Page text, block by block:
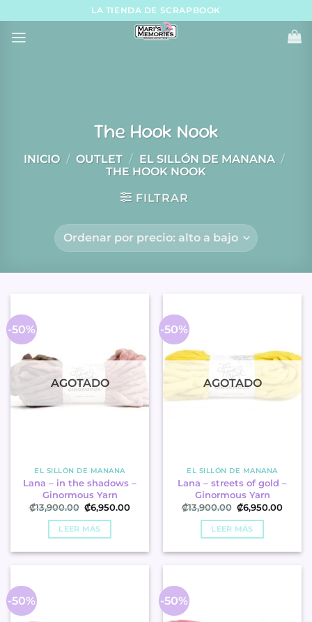
to
content
LA TIENDA DE SCRAPBOOK
The Hook Nook
INICIO / OUTLET / EL SILLÓN DE MANANA /
THE HOOK NOOK
FILTRAR
-50%
AGOTADO
EL SILLÓN DE MANANA
Lana – in the shadows –
Ginormous Yarn
₡13,900.00 El
precio
original
era:
₡13,900.00
₡6,950.00El
₡6,950.00
LEER MÁS
-50%
AGOTADO
EL SILLÓN DE MANANA
Lana – streets of gold –
Ginormous Yarn
₡13,900.00 El
precio
original
era:
₡13,900.00
₡6,950.00El
LEER MÁS
-50% -50%